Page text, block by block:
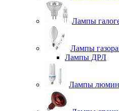
Лампы
Лампы
Лампы ДРЛ
Лампы